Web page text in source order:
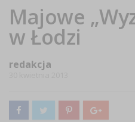
Majowe
w Łodzi
redakcja